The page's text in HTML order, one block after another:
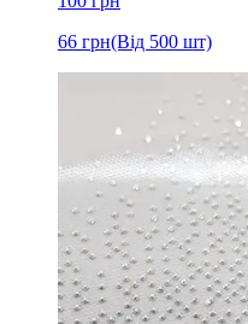
66 грн(Від 500 шт)